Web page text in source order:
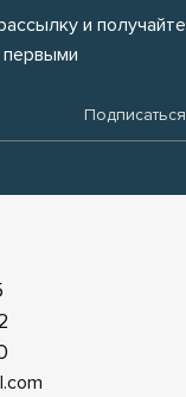
и получайте
первыми
Подписаться